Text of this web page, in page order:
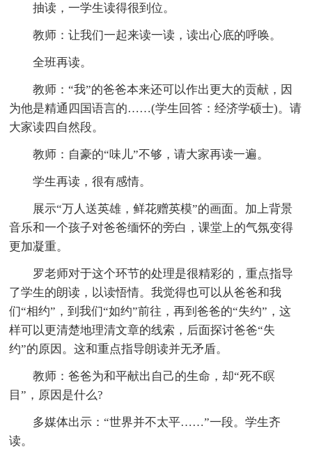
抽读，一学生读得很到位。
教师：让我们一起来读一读，读出心底的呼唤。
全班再读。
教师：“我”的爸爸本来还可以作出更大的贡献，因
为他是精通四国语言的……(学生回答：经济学硕士)。请
大家读四自然段。
教师：自豪的“味儿”不够，请大家再读一遍。
学生再读，很有感情。
展示“万人送英雄，鲜花赠英模”的画面。加上背景
音乐和一个孩子对爸爸缅怀的旁白，课堂上的气氛变得
更加凝重。
罗老师对于这个环节的处理是很精彩的，重点指导
了学生的朗读，以读悟情。我觉得也可以从爸爸和我
们“相约”，到我们“如约”前往，再到爸爸的“失约”，这
样可以更清楚地理清文章的线索，后面探讨爸爸“失
约”的原因。这和重点指导朗读并无矛盾。
教师：爸爸为和平献出自己的生命，却“死不瞑
目”，原因是什么?
多媒体出示：“世界并不太平……”一段。学生齐
读。